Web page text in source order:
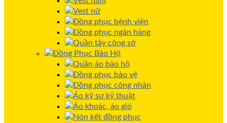
Vest nữ
Đồng phục bệnh viện
Đồng phục ngân hàng
Quần tây công sở
Đồng Phục Bảo Hộ
Quần áo bảo hộ
Đồng phục bảo vệ
Đồng phục công nhân
Áo kỹ sư kỹ thuật
Áo khoác, áo gió
Nón kết đồng phục